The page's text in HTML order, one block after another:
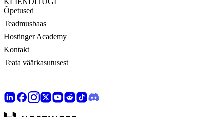
KLIENDITUGI
Õpetused
Teadmusbaas
Hostinger Academy
Kontakt
Teata väärkasutusest